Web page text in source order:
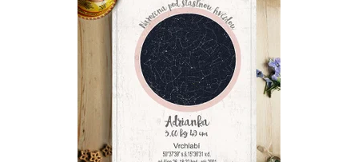
Dostupnost:
Skladem